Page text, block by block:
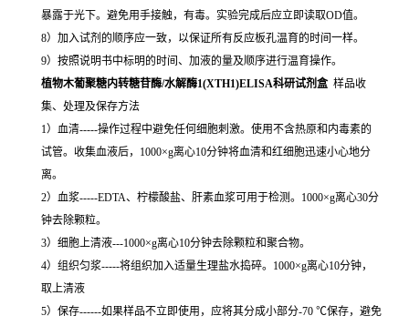
暴露于光下。避免用手接触，有毒。实验完成后应立即读取OD值。
8）加入试剂的顺序应一致，以保证所有反应板孔温育的时间一样。
9）按照说明书中标明的时间、加液的量及顺序进行温育操作。
植物木葡聚糖内转糖苷酶/水解酶1(XTH1)ELISA科研试剂盒 样品收
集、处理及保存方法
1）血清-----操作过程中避免任何细胞刺激。使用不含热原和内毒素的
试管。收集血液后，1000×g离心10分钟将血清和红细胞迅速小心地分
离。
2）血浆-----EDTA、柠檬酸盐、肝素血浆可用于检测。1000×g离心30分
钟去除颗粒。
3）细胞上清液---1000×g离心10分钟去除颗粒和聚合物。
4）组织匀浆-----将组织加入适量生理盐水捣碎。1000×g离心10分钟，
取上清液
5）保存------如果样品不立即使用，应将其分成小部分-70 ℃保存，避免